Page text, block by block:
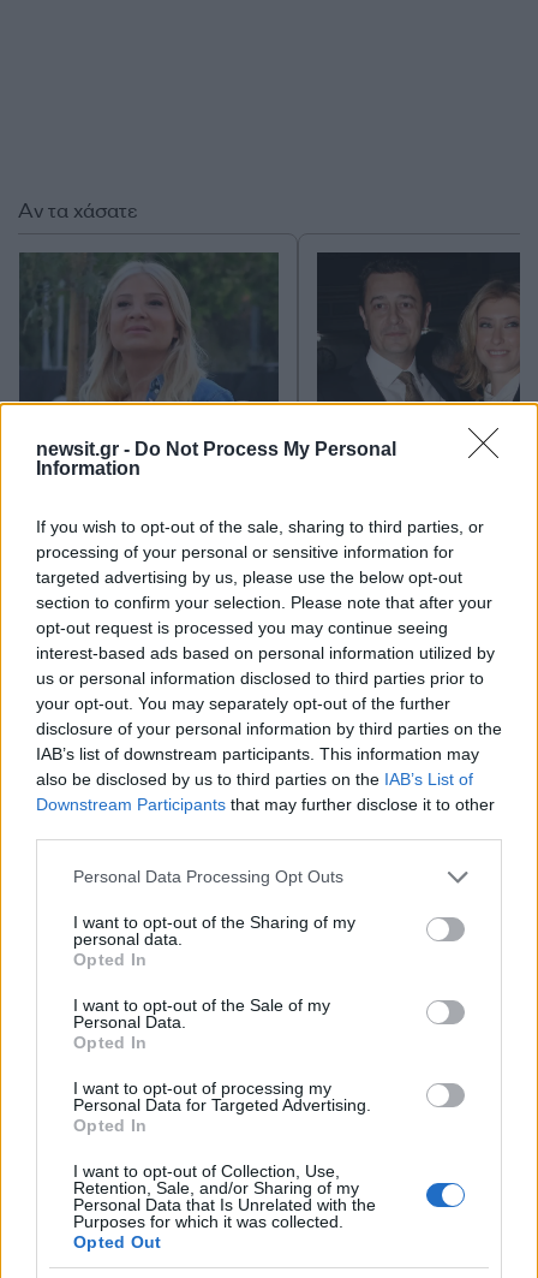
newsit.gr - Do Not Process My Personal
Information
If you wish to opt-out of the sale, sharing to third parties, or
processing of your personal or sensitive information for
targeted advertising by us, please use the below opt-out
section to confirm your selection. Please note that after your
opt-out request is processed you may continue seeing
interest-based ads based on personal information utilized by
us or personal information disclosed to third parties prior to
your opt-out. You may separately opt-out of the further
disclosure of your personal information by third parties on the
IAB’s list of downstream participants. This information may
also be disclosed by us to third parties on the IAB’s List of
Downstream Participants that may further disclose it to other
Please note that this website/app uses one or more Google
not limited to your visit or usage behaviour. You may click to
grant or deny consent to Google and its third-party tags to
use your data for below specified purposes in below Google
consent section.
Personal Data Processing Opt Outs
I want to opt-out of the Sharing of my
personal data.
Opted In
I want to opt-out of the Sale of my
Personal Data.
Opted In
I want to opt-out of processing my
Personal Data for Targeted Advertising.
Opted In
I want to opt-out of Collection, Use,
Retention, Sale, and/or Sharing of my
Personal Data that Is Unrelated with the
Purposes for which it was collected.
Opted Out
Σχόλια
Σχολίασε εδώ
Όροι Χρήσης. Το site προστατεύεται από reCAPTCHA, ισχύουν
Πολιτική Απορρήτου&Όροι Χρήσηςτης Google.
ΣΙΑ ΚΟΣΙΩΝΗ
ΣΚΑΙ ΧΡΙΣΤΙΝΑ ΒΙΔΟΥ
Share:
Αν τα χάσατε
Φαίη Σκορδά για Σία
απομακρύνεται το σενάριο
της ΕΡΤ
αλλαγές πολλές
είναι και για καλό